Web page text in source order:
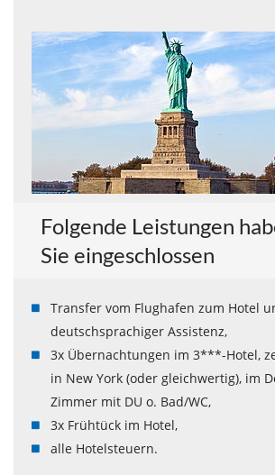
Folgende Leistungen
Sie eingeschlossen
Transfer vom Flughafen zum Hotel
deutschsprachiger Assistenz,
3x Übernachtungen im 3***-Hotel,
in New York (oder gleichwertig), im
Zimmer mit DU o. Bad/WC,
3x Frühtück im Hotel,
alle Hotelsteuern.